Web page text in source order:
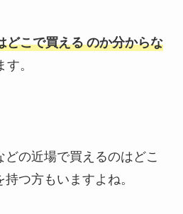
どこで買える のか分からな
。
の近場で買えるのはどこ
つ方もいますよね。